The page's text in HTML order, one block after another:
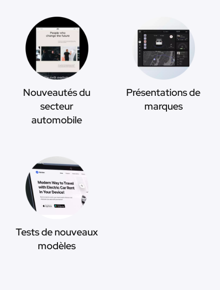
Nouveautés du
secteur
automobile
Présentations de
marques
Tests de nouveaux
modèles